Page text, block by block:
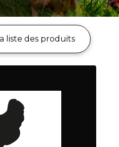
liste des produits